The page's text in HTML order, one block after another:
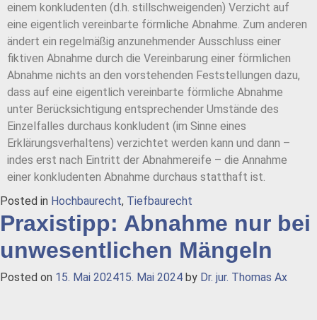
einem konkludenten (d.h. stillschweigenden) Verzicht auf
eine eigentlich vereinbarte förmliche Abnahme. Zum anderen
ändert ein regelmäßig anzunehmender Ausschluss einer
fiktiven Abnahme durch die Vereinbarung einer förmlichen
Abnahme nichts an den vorstehenden Feststellungen dazu,
dass auf eine eigentlich vereinbarte förmliche Abnahme
unter Berücksichtigung entsprechender Umstände des
Einzelfalles durchaus konkludent (im Sinne eines
Erklärungsverhaltens) verzichtet werden kann und dann –
indes erst nach Eintritt der Abnahmereife – die Annahme
einer konkludenten Abnahme durchaus statthaft ist.
Posted in Hochbaurecht, Tiefbaurecht
Praxistipp: Abnahme nur bei
unwesentlichen Mängeln
Posted on 15. Mai 202415. Mai 2024 by Dr. jur. Thomas Ax